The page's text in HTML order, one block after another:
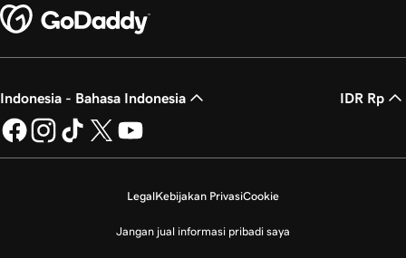
Indonesia - Bahasa Indonesia IDR Rp
LegalKebijakan PrivasiCookie
Jangan jual informasi pribadi saya